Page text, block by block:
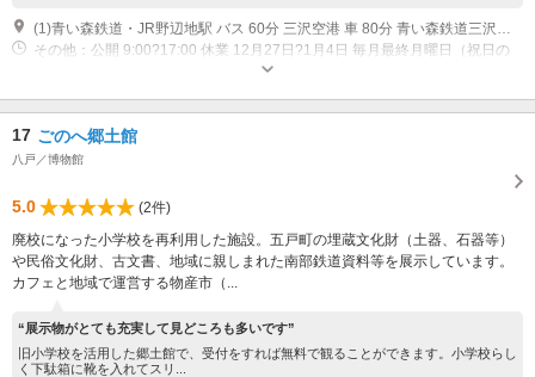
その他：公開 9:00?17:00 休業 12月27日?1月4日 毎月最終月曜日（祝日の
17 ごのへ郷土館
八戸／博物館
5.0
(2件)
廃校になった小学校を再利用した施設。五戸町の埋蔵文化財（土器、石器等）
や民俗文化財、古文書、地域に親しまれた南部鉄道資料等を展示しています。
カフェと地域で運営する物産市（...
“展示物がとても充実して見どころも多いです”
旧小学校を活用した郷土館で、受付をすれば無料で観ることができます。小学校らし
く下駄箱に靴を入れてスリ...